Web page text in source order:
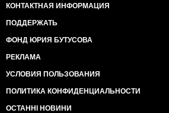
КОНТАКТНАЯ ИНФОРМАЦИЯ
ПОДДЕРЖАТЬ
ФОНД ЮРИЯ БУТУСОВА
РЕКЛАМА
УСЛОВИЯ ПОЛЬЗОВАНИЯ
ПОЛИТИКА КОНФИДЕНЦИАЛЬНОСТИ
ОСТАННІ НОВИНИ